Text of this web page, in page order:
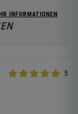
INFORMATIONEN
5